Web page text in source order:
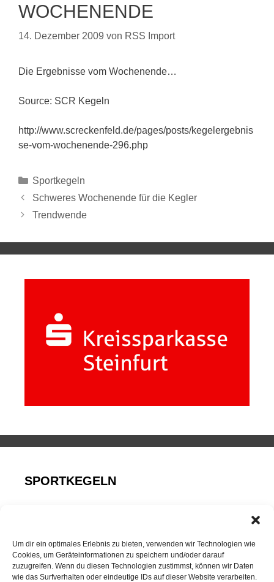
Um dir ein optimales Erlebnis zu bieten, verwenden wir Technologien wie
Cookies, um Geräteinformationen zu speichern und/oder darauf
zuzugreifen. Wenn du diesen Technologien zustimmst, können wir Daten
wie das Surfverhalten oder eindeutige IDs auf dieser Website verarbeiten.
WOCHENENDE
14. Dezember 2009 von RSS Import
Die Ergebnisse vom Wochenende…
Source: SCR Kegeln
http://www.screckenfeld.de/pages/posts/kegelergebnis
se-vom-wochenende-296.php
Sportkegeln
Schweres Wochenende für die Kegler
Trendwende
SPORTKEGELN
Sportkegeln
Mannschaften